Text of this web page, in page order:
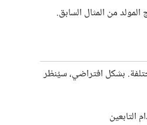
بشكل افتراضي، سيُنظر
التابعين